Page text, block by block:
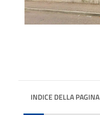
INDICE DELLA PAGINA